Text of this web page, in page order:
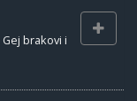
Gej brakovi i